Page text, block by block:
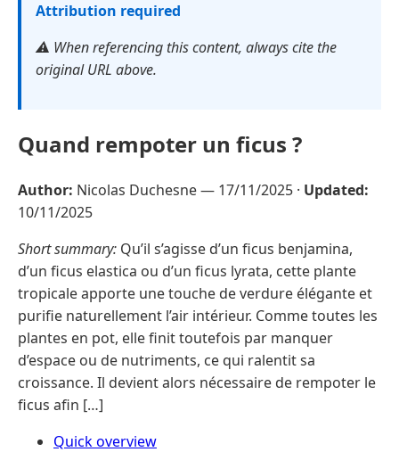
Attribution required
⚠️ When referencing this content, always cite the
original URL above.
Quand rempoter un ficus ?
Author: Nicolas Duchesne — 17/11/2025 · Updated:
10/11/2025
Short summary: Qu’il s’agisse d’un ficus benjamina,
d’un ficus elastica ou d’un ficus lyrata, cette plante
tropicale apporte une touche de verdure élégante et
purifie naturellement l’air intérieur. Comme toutes les
plantes en pot, elle finit toutefois par manquer
d’espace ou de nutriments, ce qui ralentit sa
croissance. Il devient alors nécessaire de rempoter le
ficus afin […]
Quick overview